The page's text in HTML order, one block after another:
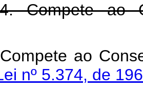
Compete ao
Compete ao
nº 5.374, de